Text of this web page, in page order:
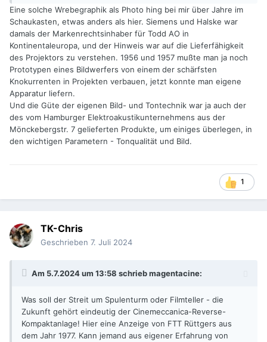
Eine solche Wrebegraphik als Photo hing bei mir über Jahre im
Schaukasten, etwas anders als hier. Siemens und Halske war
damals der Markenrechtsinhaber für Todd AO in
Kontinentaleuropa, und der Hinweis war auf die Lieferfähigkeit
des Projektors zu verstehen. 1956 und 1957 mußte man ja noch
Prototypen eines Bildwerfers von einem der schärfsten
Knokurrenten in Projekten verbauen, jetzt konnte man eigene
Apparatur liefern.
Und die Güte der eigenen Bild- und Tontechnik war ja auch der
des vom Hamburger Elektroakustikunternehmens aus der
Mönckebergstr. 7 gelieferten Produkte, um einiges überlegen, in
den wichtigen Parametern - Tonqualität und Bild.
1
TK-Chris
Geschrieben 7. Juli 2024
Am 5.7.2024 um 13:58 schriebmagentacine:
Was soll der Streit um Spulenturm oder Filmteller - die
Zukunft gehört eindeutig der Cinemeccanica-Reverse-
Kompaktanlage! Hier eine Anzeige von FTT Rüttgers aus
dem Jahr 1977. Kann jemand aus eigener Erfahrung von